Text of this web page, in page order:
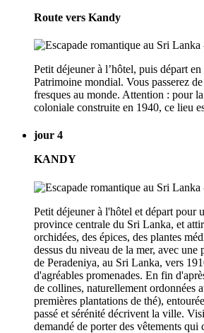
Route vers Kandy
Petit déjeuner à l’hôtel, puis départ
Patrimoine mondial. Vous passerez
fresques au monde. Attention : pour
coloniale construite en 1940, ce lieu
jour 4
KANDY
Petit déjeuner à l'hôtel et départ pour
province centrale du Sri Lanka, et
orchidées, des épices, des plantes
dessus du niveau de la mer, avec
de Peradeniya, au Sri Lanka, vers
d'agréables promenades. En fin
de collines, naturellement ordonnées
premières plantations de thé),
passé et sérénité décrivent la ville.
demandé de porter des vêtements